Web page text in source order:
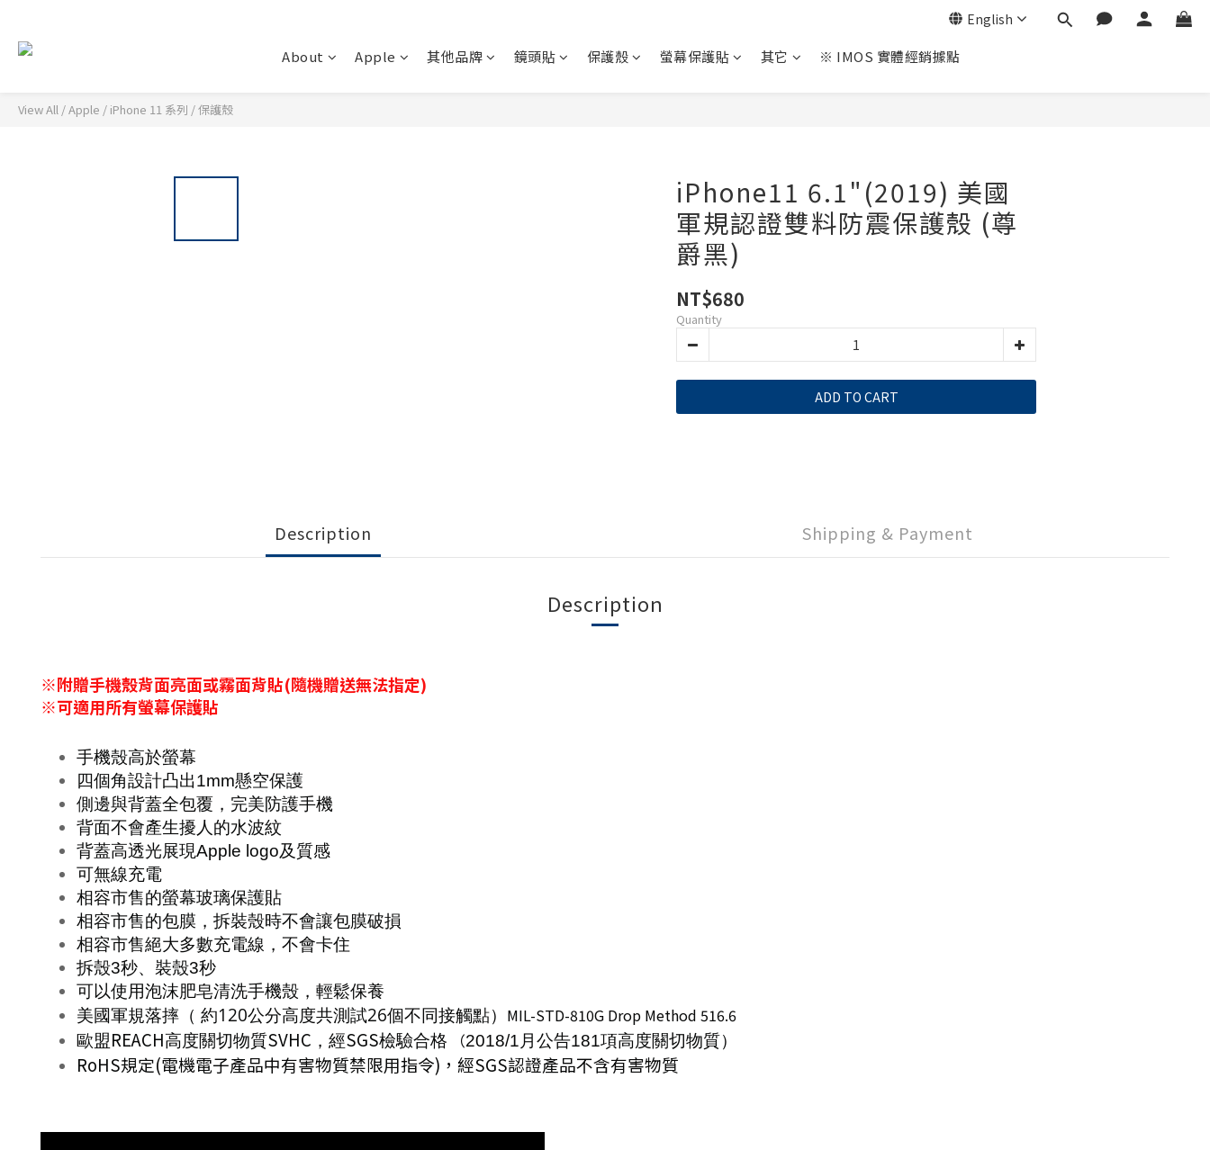
English
About Apple 其他品牌 鏡頭貼 保護殼 螢幕保護貼 其它 ※ IMOS 實體經銷據點
View All /Apple / iPhone 11 系列 /保護殼
iPhone11 6.1"(2019) 美國
軍規認證雙料防震保護殼 (尊
爵黑)
NT$680
Quantity
ADD TO CART
Description Shipping & Payment
Description
※附贈手機殼背面亮面或霧面背貼(隨機贈送無法指定)
※可適用所有螢幕保護貼
手機殼高於螢幕
四個角設計凸出1mm懸空保護
側邊與背蓋全包覆，完美防護手機
背面不會產生擾人的水波紋
背蓋高透光展現Apple logo及質感
可無線充電
相容市售的螢幕玻璃保護貼
相容市售的包膜，拆裝殼時不會讓包膜破損
相容市售絕大多數充電線，不會卡住
拆殼3秒、裝殼3秒
可以使用泡沫肥皂清洗手機殼，輕鬆保養
美國軍規落摔（ 約120公分高度共測試26個不同接觸點） MIL-STD-810G Drop Method 516.6
歐盟REACH高度關切物質SVHC ，經SGS檢驗合格 （2018/1 月公告181項高度關切物質）
RoHS規定(電機電子產品中有害物質禁限用指令) ，經SGS認證產品不含有害物質